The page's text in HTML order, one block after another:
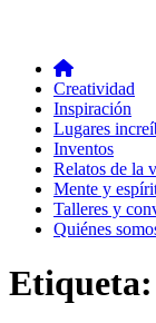
Creatividad
Inspiración
Lugares
Inventos
Relatos de la
Mente y
Talleres y
Quiénes
Etiqueta: